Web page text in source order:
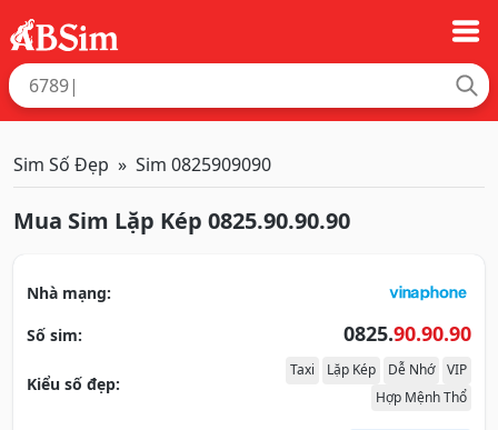
Sim Số Đẹp Sim 0825909090
Mua Sim Lặp Kép 0825.90.90.90
Nhà mạng:
Số sim:
0825.90.90.90
Kiểu số đẹp:
Taxi Lặp Kép Dễ Nhớ
VIP
Hợp Mệnh Thổ